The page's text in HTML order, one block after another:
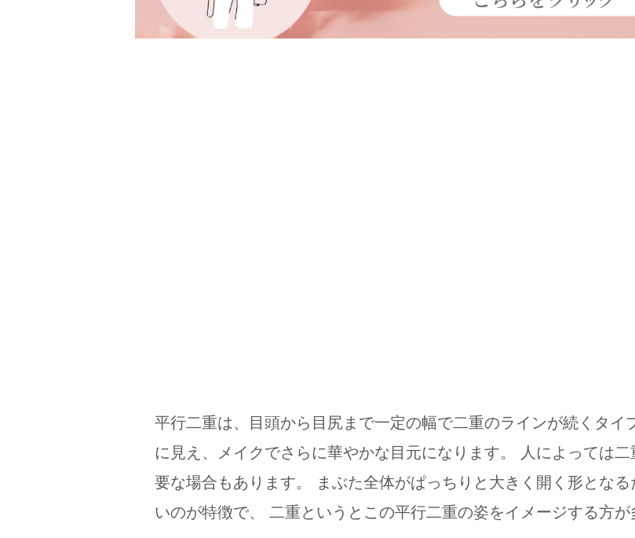
平行二重は、目頭から目尻まで一定の幅で二重のラインが続くタイ
に見え、メイクでさらに華やかな目元になります。 人によっては
要な場合もあります。 まぶた全体がぱっちりと大きく開く形とな
いのが特徴で、 二重というとこの平行二重の姿をイメージする方が